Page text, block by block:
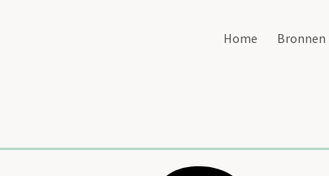
Home Bronnen